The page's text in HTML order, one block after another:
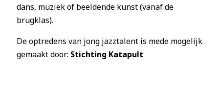
dans, muziek of beeldende kunst (vanaf de
brugklas).
De optredens van jong jazztalent is mede mogelijk
gemaakt door: Stichting Katapult